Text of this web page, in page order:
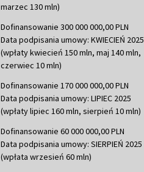
marzec 130 mln)
Dofinansowanie 300 000 000,00 PLN
Data podpisania umowy: KWIECIEŃ 2025
(wpłaty kwiecień 150 mln, maj 140 mln,
czerwiec 10 mln)
Dofinansowanie 170 000 000,00 PLN
Data podpisania umowy: LIPIEC 2025
(wpłaty lipiec 160 mln, sierpień 10 mln)
Dofinansowanie 60 000 000,00 PLN
Data podpisania umowy: SIERPIEŃ 2025
(wpłata wrzesień 60 mln)